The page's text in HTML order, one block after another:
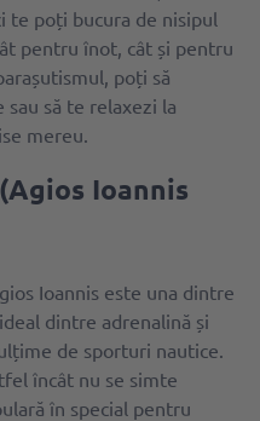
te poți bucura de nisipul
pentru înot, cât și pentru
poți să
să te relaxezi la
mereu.
Ioannis
Ioannis este una dintre
dintre adrenalină și
de sporturi nautice.
încât nu se simte
în special pentru